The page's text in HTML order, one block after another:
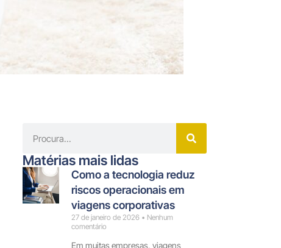
Matérias mais lidas
Como a tecnologia reduz
riscos operacionais em
viagens corporativas
27 de janeiro de 2026
Nenhum
comentário
Em muitas empresas, viagens